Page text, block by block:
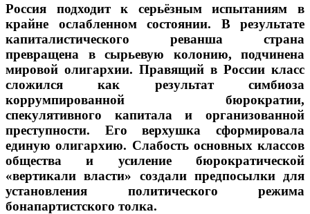
Россия подходит к серьёзным испытаниям в
крайне ослабленном состоянии. В результате
капиталистического реванша страна
превращена в сырьевую колонию, подчинена
мировой олигархии. Правящий в России класс
сложился как результат симбиоза
коррумпированной бюрократии,
спекулятивного капитала и организованной
преступности. Его верхушка сформировала
единую олигархию. Слабость основных классов
общества и усиление бюрократической
«вертикали власти» создали предпосылки для
установления политического режима
бонапартистского толка.